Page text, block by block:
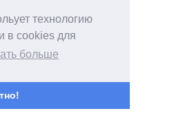
технологию
в cookies для
больше